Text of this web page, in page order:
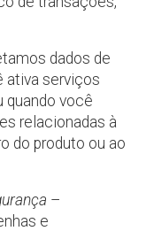
dados de
ativa serviços
quando você
relacionadas à
do produto ou ao
–
e